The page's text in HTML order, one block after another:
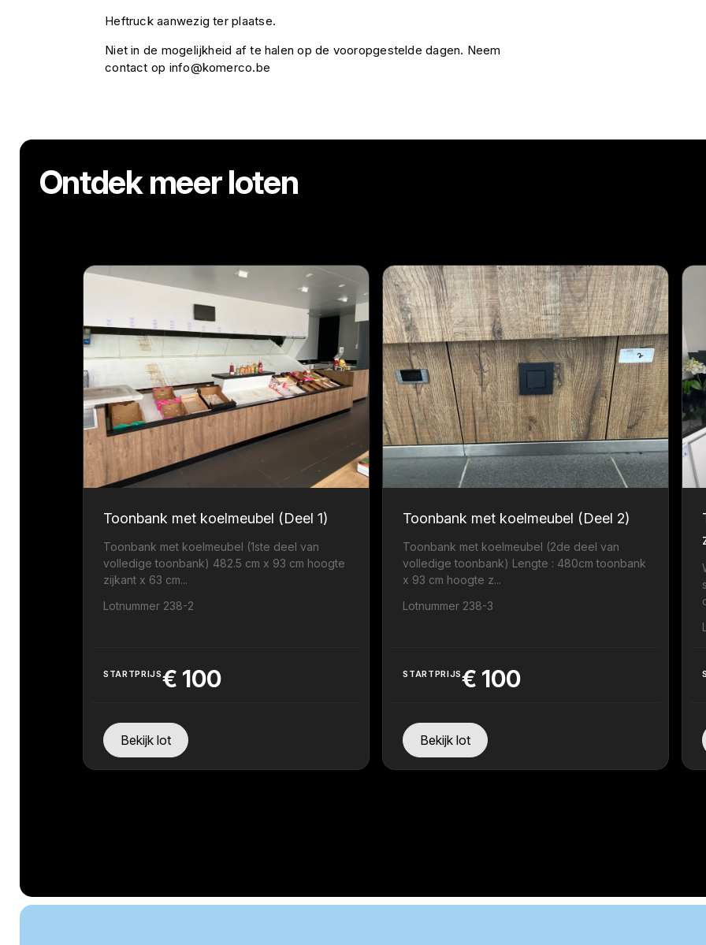
Heftruck aanwezig ter plaatse.
Niet in de mogelijkheid af te halen op de vooropgestelde dagen. Neem
contact op info@komerco.be
Ontdek meer loten
Toonbank met koelmeubel (Deel 1)
Toonbank met koelmeubel (1ste deel van
volledige toonbank) 482.5 cm x 93 cm hoogte
zijkant x 63 cm...
Lotnummer 238-2
STARTPRIJS€ 100
Bekijk lot
Toonbank met koelmeubel (Deel 2)
Toonbank met koelmeubel (2de deel van
volledige toonbank) Lengte : 480cm toonbank
x 93 cm hoogte z...
Lotnummer 238-3
STARTPRIJS€ 100
Bekijk lot